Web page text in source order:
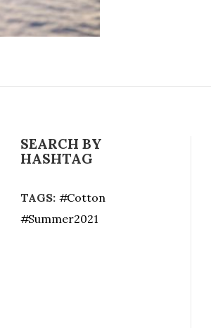
SEARCH BY
HASHTAG
TAGS:
Cotton
Summer2021